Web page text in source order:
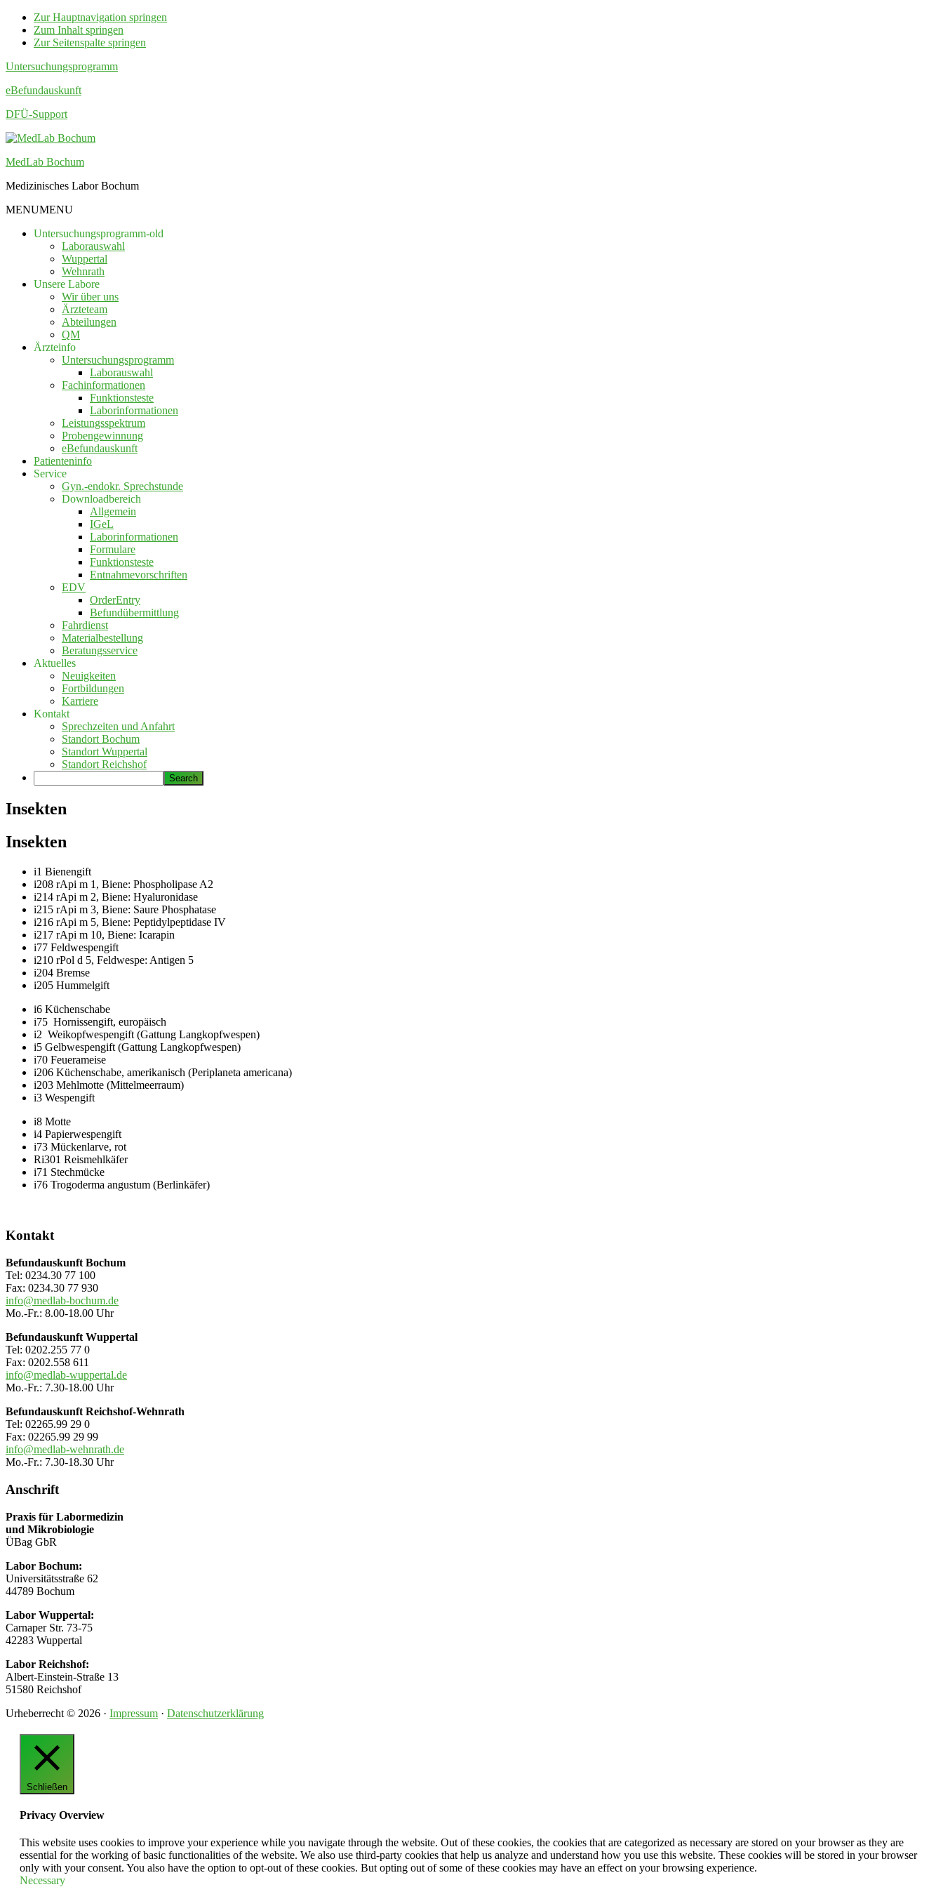
Zur Hauptnavigation springen
Zum Inhalt springen
Zur Seitenspalte springen
Untersuchungsprogramm
eBefundauskunft
DFÜ-Support
MedLab Bochum
Medizinisches Labor Bochum
MENUMENU
Untersuchungsprogramm-old
Laborauswahl
Wuppertal
Wehnrath
Unsere Labore
Wir über uns
Ärzteteam
Abteilungen
QM
Ärzteinfo
Untersuchungsprogramm
Laborauswahl
Fachinformationen
Funktionsteste
Laborinformationen
Leistungsspektrum
Probengewinnung
eBefundauskunft
Patienteninfo
Service
Gyn.-endokr. Sprechstunde
Downloadbereich
Allgemein
IGeL
Laborinformationen
Formulare
Funktionsteste
Entnahmevorschriften
EDV
OrderEntry
Befundübermittlung
Fahrdienst
Materialbestellung
Beratungsservice
Aktuelles
Neuigkeiten
Fortbildungen
Karriere
Kontakt
Sprechzeiten und Anfahrt
Standort Bochum
Standort Wuppertal
Standort Reichshof
Insekten
Insekten
i1 Bienengift
i208 rApi m 1, Biene: Phospholipase A2
i214 rApi m 2, Biene: Hyaluronidase
i215 rApi m 3, Biene: Saure Phosphatase
i216 rApi m 5, Biene: Peptidylpeptidase IV
i217 rApi m 10, Biene: Icarapin
i77 Feldwespengift
i210 rPol d 5, Feldwespe: Antigen 5
i204 Bremse
i205 Hummelgift
i6 Küchenschabe
i75 Hornissengift, europäisch
i2 Weikopfwespengift (Gattung Langkopfwespen)
i5 Gelbwespengift (Gattung Langkopfwespen)
i70 Feuerameise
i206 Küchenschabe, amerikanisch (Periplaneta americana)
i203 Mehlmotte (Mittelmeerraum)
i3 Wespengift
i8 Motte
i4 Papierwespengift
i73 Mückenlarve, rot
Ri301 Reismehlkäfer
i71 Stechmücke
i76 Trogoderma angustum (Berlinkäfer)
Seitenspalte
Kontakt
Befundauskunft Bochum
Tel: 0234.30 77 100
Fax: 0234.30 77 930
info@medlab-bochum.de
Mo.-Fr.: 8.00-18.00 Uhr
Befundauskunft Wuppertal
Tel: 0202.255 77 0
Fax: 0202.558 611
info@medlab-wuppertal.de
Mo.-Fr.: 7.30-18.00 Uhr
Befundauskunft Reichshof-Wehnrath
Tel: 02265.99 29 0
Fax: 02265.99 29 99
info@medlab-wehnrath.de
Mo.-Fr.: 7.30-18.30 Uhr
Anschrift
Praxis für Labormedizin
und Mikrobiologie
ÜBag GbR
Labor Bochum:
Universitätsstraße 62
44789 Bochum
Labor Wuppertal:
Carnaper Str. 73-75
42283 Wuppertal
Labor Reichshof:
Albert-Einstein-Straße 13
51580 Reichshof
Urheberrecht © 2026 · Impressum · Datenschutzerklärung
Schließen
Privacy Overview
This website uses cookies to improve your experience while you navigate through the website. Out of these cookies, the cookies that are categorized as necessary are stored on your browser as they are
essential for the working of basic functionalities of the website. We also use third-party cookies that help us analyze and understand how you use this website. These cookies will be stored in your browser
only with your consent. You also have the option to opt-out of these cookies. But opting out of some of these cookies may have an effect on your browsing experience.
Necessary